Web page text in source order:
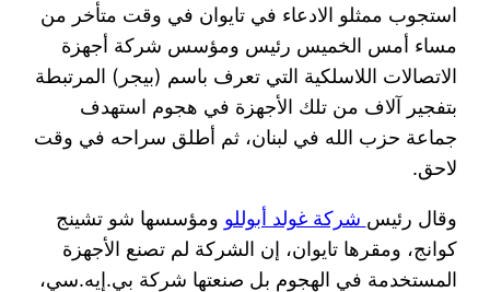
استجوب ممثلو الادعاء في تايوان في وقت متأخر من
مساء أمس الخميس رئيس ومؤسس شركة أجهزة
الاتصالات اللاسلكية التي تعرف باسم (بيجر) المرتبطة
بتفجير آلاف من تلك الأجهزة في هجوم استهدف
جماعة حزب الله في لبنان، ثم أطلق سراحه في وقت
لاحق.
وقال رئيس شركة غولد أبوللو ومؤسسها شو تشينج
كوانج، ومقرها تايوان، إن الشركة لم تصنع الأجهزة
المستخدمة في الهجوم بل صنعتها شركة بي.إيه.سي،